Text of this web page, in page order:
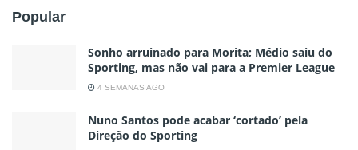
Popular
Sonho arruinado para Morita; Médio saiu do
Sporting, mas não vai para a Premier League
4 SEMANAS AGO
Nuno Santos pode acabar ‘cortado’ pela
Direção do Sporting